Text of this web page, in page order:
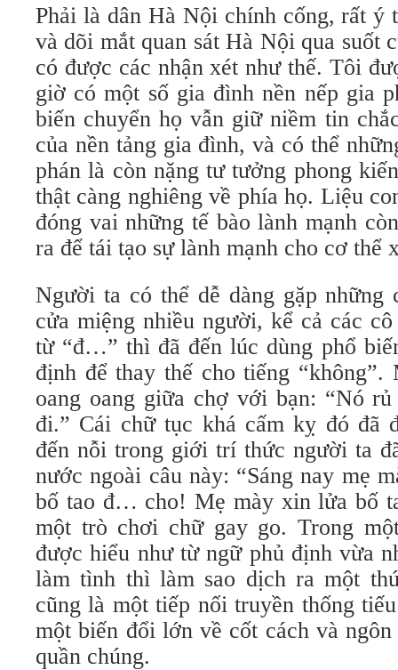
Phải là dân Hà Nội chính cống, rất ý
và dõi mắt quan sát Hà Nội qua suốt
có được các nhận xét như thế. Tôi
giờ có một số gia đình nền nếp gia
biến chuyển họ vẫn giữ niềm tin
của nền tảng gia đình, và có thể
phán là còn nặng tư tưởng phong
thật càng nghiêng về phía họ. Liệu
đóng vai những tế bào lành mạnh
ra để tái tạo sự lành mạnh cho cơ thể
Người ta có thể dễ dàng gặp
cửa miệng nhiều người, kể cả các
từ “đ…” thì đã đến lúc dùng phổ
định để thay thế cho tiếng
oang oang giữa chợ với bạn: “Nó
đi.” Cái chữ tục khá cấm kỵ đó đã
đến nỗi trong giới trí thức người ta
nước ngoài câu này: “Sáng nay mẹ
bố tao đ… cho! Mẹ mày xin lửa bố
một trò chơi chữ gay go. Trong
được hiểu như từ ngữ phủ định vừa
làm tình thì làm sao dịch ra một
cũng là một tiếp nối truyền thống
một biến đổi lớn về cốt cách và
quần chúng.